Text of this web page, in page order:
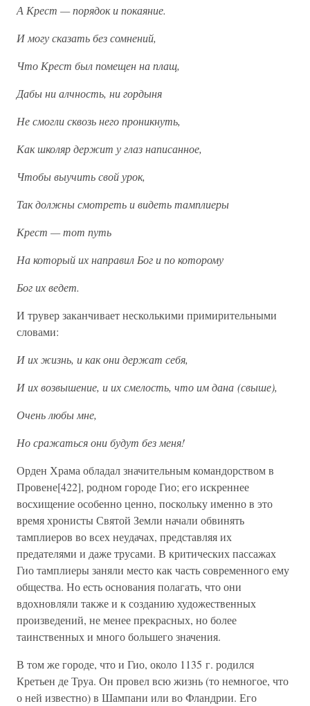
А Крест — порядок и покаяние.
И могу сказать без сомнений,
Что Крест был помещен на плащ,
Дабы ни алчность, ни гордыня
Не смогли сквозь него проникнуть,
Как школяр держит у глаз написанное,
Чтобы выучить свой урок,
Так должны смотреть и видеть тамплиеры
Крест — тот путь
На который их направил Бог и по которому
Бог их ведет.
И трувер заканчивает несколькими примирительными
словами:
И их жизнь, и как они держат себя,
И их возвышение, и их смелость, что им дана (свыше),
Очень любы мне,
Но сражаться они будут без меня!
Орден Храма обладал значительным командорством в
Провене[422], родном городе Гио; его искреннее
восхищение особенно ценно, поскольку именно в это
время хронисты Святой Земли начали обвинять
тамплиеров во всех неудачах, представляя их
предателями и даже трусами. В критических пассажах
Гио тамплиеры заняли место как часть современного ему
общества. Но есть основания полагать, что они
вдохновляли также и к созданию художественных
произведений, не менее прекрасных, но более
таинственных и много большего значения.
В том же городе, что и Гио, около 1135 г. родился
Кретьен де Труа. Он провел всю жизнь (то немногое, что
о ней известно) в Шампани или во Фландрии. Его